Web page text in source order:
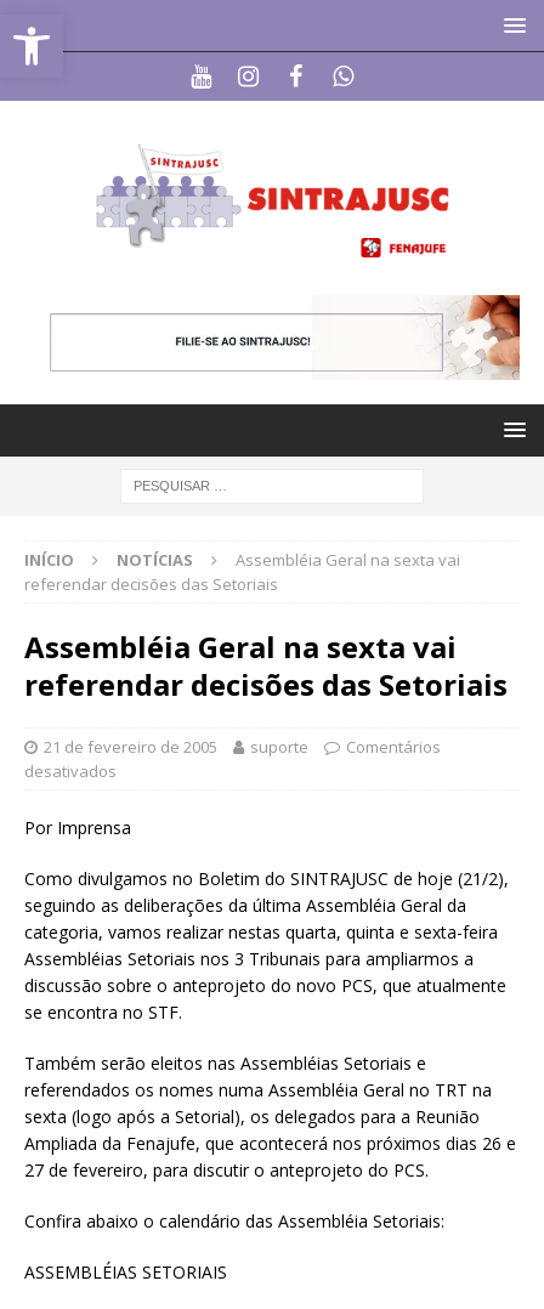
Abrir a barra de ferramentas
INÍCIO NOTÍCIAS
Assembléia Geral na sexta vai
referendar decisões das Setoriais
Assembléia Geral na sexta vai
referendar decisões das Setoriais
21 de fevereiro de 2005 suporte
Comentários
desativados
Por Imprensa
Como divulgamos no Boletim do SINTRAJUSC de hoje (21/2),
seguindo as deliberações da última Assembléia Geral da
categoria, vamos realizar nestas quarta, quinta e sexta-feira
Assembléias Setoriais nos 3 Tribunais para ampliarmos a
discussão sobre o anteprojeto do novo PCS, que atualmente
se encontra no STF.
Também serão eleitos nas Assembléias Setoriais e
referendados os nomes numa Assembléia Geral no TRT na
sexta (logo após a Setorial), os delegados para a Reunião
Ampliada da Fenajufe, que acontecerá nos próximos dias 26 e
27 de fevereiro, para discutir o anteprojeto do PCS.
Confira abaixo o calendário das Assembléia Setoriais:
ASSEMBLÉIAS SETORIAIS